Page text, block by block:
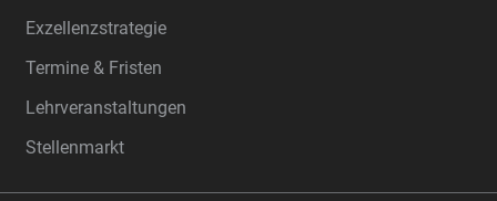
Exzellenzstrategie
Termine & Fristen
Lehrveranstaltungen
Stellenmarkt